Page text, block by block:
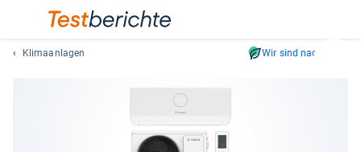
Klimaanlagen Wir sind nachhaltig